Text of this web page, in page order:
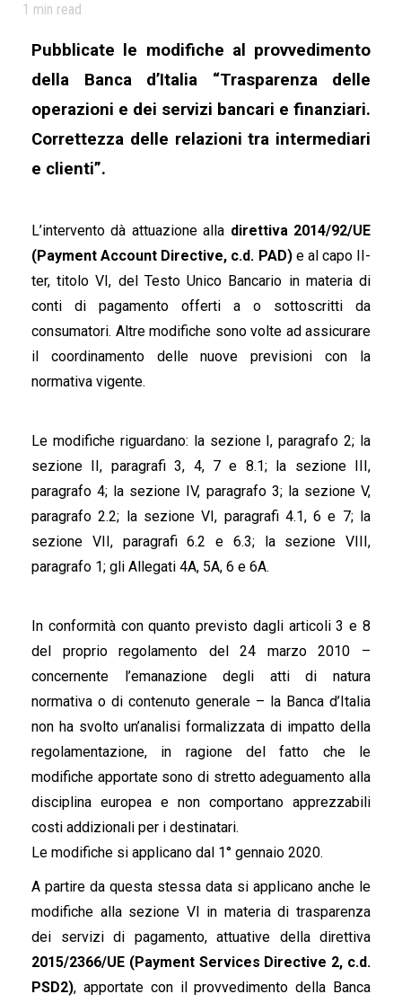
1 min read
Pubblicate le modifiche al provvedimento
della Banca d’Italia “Trasparenza delle
operazioni e dei servizi bancari e finanziari.
Correttezza delle relazioni tra intermediari
e clienti”.
L’intervento dà attuazione alla direttiva 2014/92/UE
(Payment Account Directive, c.d. PAD)e al capo II-
ter, titolo VI, del Testo Unico Bancario in materia di
conti di pagamento offerti a o sottoscritti da
consumatori. Altre modifiche sono volte ad assicurare
il coordinamento delle nuove previsioni con la
normativa vigente.
Le modifiche riguardano: la sezione I, paragrafo 2; la
sezione II, paragrafi 3, 4, 7 e 8.1; la sezione III,
paragrafo 4; la sezione IV, paragrafo 3; la sezione V,
paragrafo 2.2; la sezione VI, paragrafi 4.1, 6 e 7; la
sezione VII, paragrafi 6.2 e 6.3; la sezione VIII,
paragrafo 1; gli Allegati 4A, 5A, 6 e 6A.
In conformità con quanto previsto dagli articoli 3 e 8
del proprio regolamento del 24 marzo 2010 –
concernente l’emanazione degli atti di natura
normativa o di contenuto generale – la Banca d’Italia
non ha svolto un’analisi formalizzata di impatto della
regolamentazione, in ragione del fatto che le
modifiche apportate sono di stretto adeguamento alla
disciplina europea e non comportano apprezzabili
costi addizionali per i destinatari.
Le modifiche si applicano dal 1° gennaio 2020.
A partire da questa stessa data si applicano anche le
modifiche alla sezione VI in materia di trasparenza
dei servizi di pagamento, attuative della direttiva
2015/2366/UE (Payment Services Directive 2, c.d.
PSD2), apportate con il provvedimento della Banca